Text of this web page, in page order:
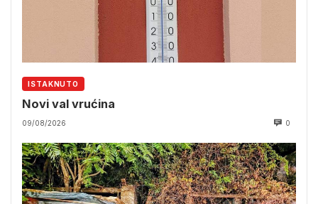
ISTAKNUTO
Novi val vrućina
09/08/2026 0